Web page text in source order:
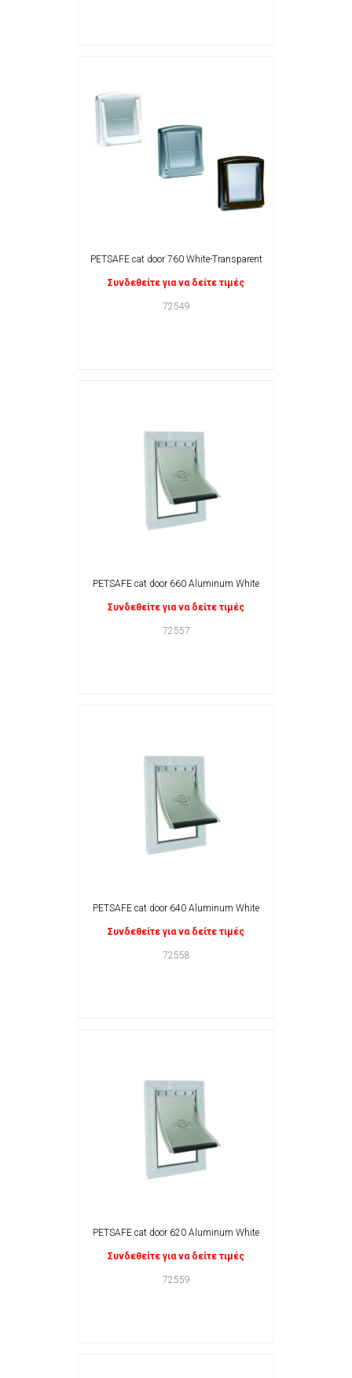
PETSAFE cat door 760 White-Transparent
Συνδεθείτε για να δείτε τιμές
72549
PETSAFE cat door 660 Aluminum White
Συνδεθείτε για να δείτε τιμές
72557
PETSAFE cat door 640 Aluminum White
Συνδεθείτε για να δείτε τιμές
72558
PETSAFE cat door 620 Aluminum White
Συνδεθείτε για να δείτε τιμές
72559